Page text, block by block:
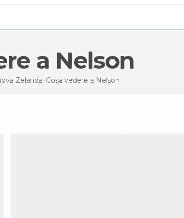
a Nelson
Zelanda Cosa vedere a Nelson